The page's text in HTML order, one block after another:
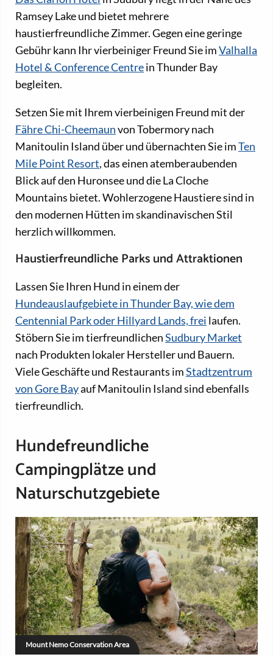
Ramsey Lake und bietet mehrere
haustierfreundliche Zimmer. Gegen eine geringe
Gebühr kann Ihr vierbeiniger Freund Sie imValhalla
Hotel & Conference Centrein Thunder Bay
begleiten.
Setzen Sie mit Ihrem vierbeinigen Freund mit der
Fähre Chi-Cheemaunvon Tobermory nach
Manitoulin Island über und übernachten Sie imTen
Mile Point Resort, das einen atemberaubenden
Blick auf den Huronsee und die La Cloche
Mountains bietet. Wohlerzogene Haustiere sind in
den modernen Hütten im skandinavischen Stil
herzlich willkommen.
Haustierfreundliche Parks und Attraktionen
Lassen Sie Ihren Hund in einem der
Hundeauslaufgebiete in Thunder Bay, wie dem
Centennial Park oder Hillyard Lands, frei laufen.
Stöbern Sie im tierfreundlichenSudbury Market
nach Produkten lokaler Hersteller und Bauern.
Viele Geschäfte und Restaurants imStadtzentrum
von Gore Bayauf Manitoulin Island sind ebenfalls
tierfreundlich.
Hundefreundliche
Campingplätze und
Naturschutzgebiete
Mount Nemo Conservation Area